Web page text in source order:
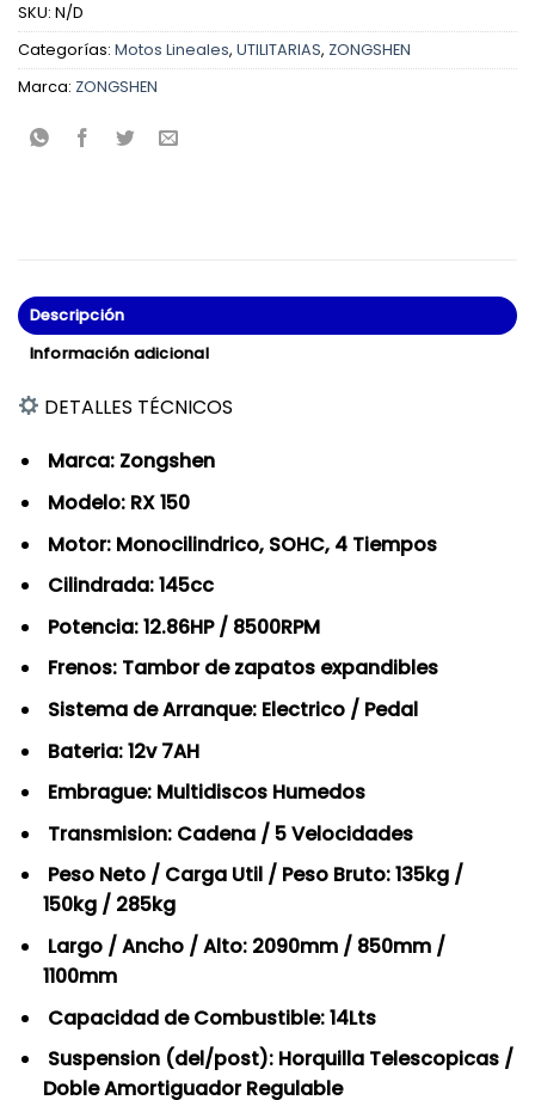
SKU: N/D
Categorías: Motos Lineales, UTILITARIAS, ZONGSHEN
Marca: ZONGSHEN
Descripción
Información adicional
DETALLES TÉCNICOS
Marca: Zongshen
Modelo: RX 150
Motor: Monocilindrico, SOHC, 4 Tiempos
Cilindrada: 145cc
Potencia: 12.86HP / 8500RPM
Frenos: Tambor de zapatos expandibles
Sistema de Arranque: Electrico / Pedal
Bateria: 12v 7AH
Embrague: Multidiscos Humedos
Transmision: Cadena / 5 Velocidades
Peso Neto / Carga Util / Peso Bruto: 135kg /
150kg / 285kg
Largo / Ancho / Alto: 2090mm / 850mm /
1100mm
Capacidad de Combustible: 14Lts
Suspension (del/post): Horquilla Telescopicas /
Doble Amortiguador Regulable